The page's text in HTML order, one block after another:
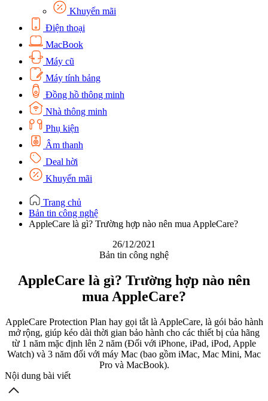
Khuyến mãi
Điện thoại
MacBook
Máy cũ
Máy tính bảng
Đồng hồ thông minh
Nhà thông minh
Phụ kiện
Âm thanh
Deal hời
Khuyến mãi
Trang chủ
Bản tin công nghệ
AppleCare là gì? Trường hợp nào nên mua AppleCare?
26/12/2021
Bản tin công nghệ
AppleCare là gì? Trường hợp nào nên
mua AppleCare?
AppleCare Protection Plan hay gọi tắt là AppleCare, là gói bảo hành
mở rộng, giúp kéo dài thời gian bảo hành cho các thiết bị của hãng
từ 1 năm mặc định lên 2 năm (Đối với iPhone, iPad, iPod, Apple
Watch) và 3 năm đối với máy Mac (bao gồm iMac, Mac Mini, Mac
Pro và MacBook).
Nội dung bài viết